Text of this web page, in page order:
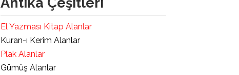
El Yazması Kitap Alanlar
Kuran-ı Kerim Alanlar
Plak Alanlar
Gümüş Alanlar